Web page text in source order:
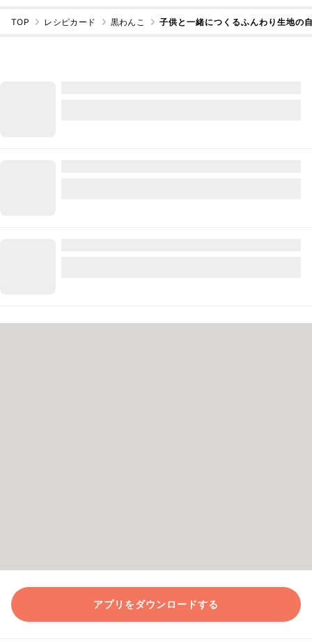
TOP レシピカード 黒わんこ 子供と一緒につくるふんわり生地の
アプリをダウンロードする